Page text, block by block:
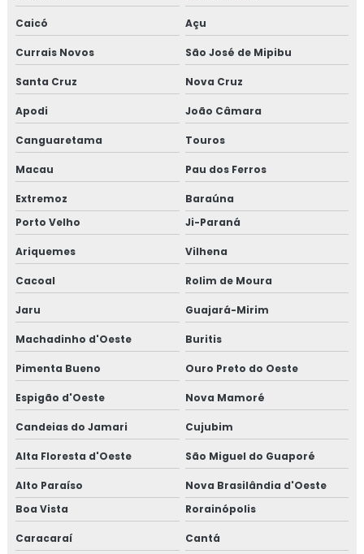
Caicó Açu
Currais Novos São José de Mipibu
Santa Cruz Nova Cruz
Apodi João Câmara
Canguaretama Touros
Macau Pau dos Ferros
Extremoz
Baraúna
Porto Velho
Ji-Paraná
Ariquemes Vilhena
Cacoal Rolim de Moura
Jaru Guajará-Mirim
Machadinho d'Oeste Buritis
Pimenta Bueno Ouro Preto do Oeste
Espigão d'Oeste Nova Mamoré
Candeias do Jamari Cujubim
Alta Floresta d'Oeste São Miguel do Guaporé
Alto Paraíso
Nova Brasilândia d'Oeste
Boa Vista
Rorainópolis
Caracaraí Cantá